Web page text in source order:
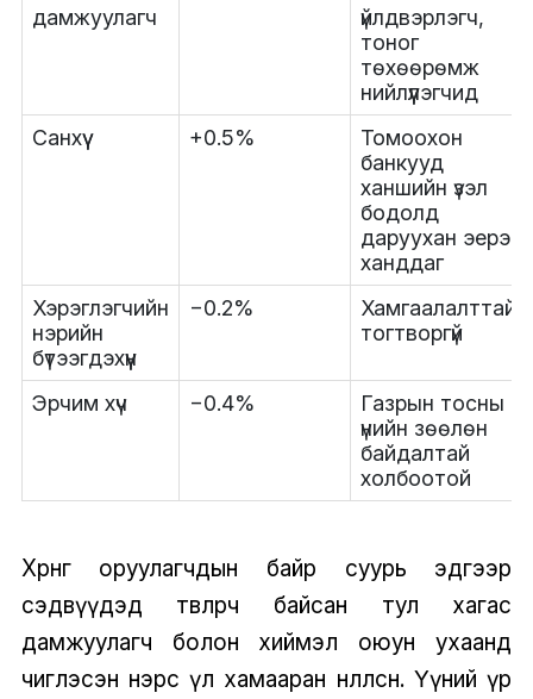
дамжуулагч
үйлдвэрлэгч,
тоног
төхөөрөмж
нийлүүлэгчид
Санхүү
+0.5%
Томоохон
банкууд
ханшийн үзэл
бодолд
даруухан эерэг
ханддаг
Хэрэглэгчийн
нэрийн
бүтээгдэхүүн
−0.2%
Хамгаалалттай,
тогтворгүй
Эрчим хүч −0.4%
Газрын тосны
үнийн зөөлөн
байдалтай
холбоотой
Хөрөнгө оруулагчдын байр суурь эдгээр
сэдвүүдэд төвлөрч байсан тул хагас
дамжуулагч болон хиймэл оюун ухаанд
чиглэсэн нэрс үл хамааран нөлөөлсөн. Үүний үр